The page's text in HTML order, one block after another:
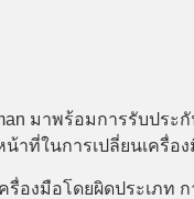
มาพร้อมการรับปร
น้าที่ในการเปลี่ยนเครื่อ
องมือโดยผิดประเภท